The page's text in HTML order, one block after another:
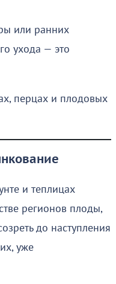
или ранних
ухода — это
перцах и плодовых
и теплицах
регионов плоды,
до наступления
уже